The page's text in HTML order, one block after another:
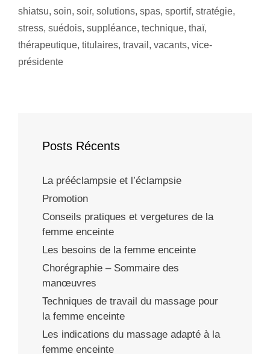
shiatsu, soin, soir, solutions, spas, sportif, stratégie,
stress, suédois, suppléance, technique, thaï,
thérapeutique, titulaires, travail , vacants, vice-
présidente
Posts Récents
La prééclampsie et l’éclampsie
Promotion
Conseils pratiques et vergetures de la
femme enceinte
Les besoins de la femme enceinte
Chorégraphie – Sommaire des
manœuvres
Techniques de travail du massage pour
la femme enceinte
Les indications du massage adapté à la
femme enceinte